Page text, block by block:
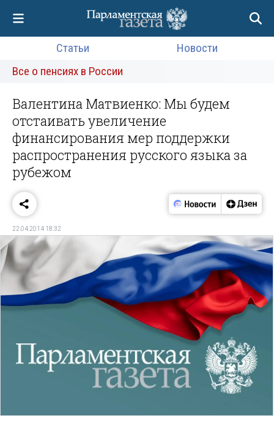
Статьи
Новости
Все о пенсиях в России
Валентина Матвиенко: Мы будем
отстаивать увеличение
финансирования мер поддержки
распространения русского языка за
рубежом
22.04.2014 18:32